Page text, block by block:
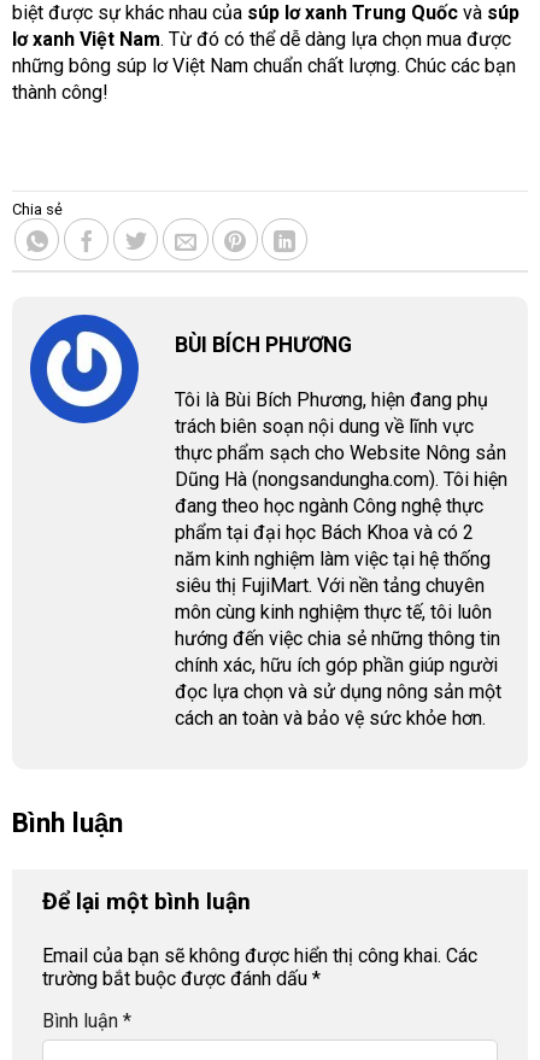
biệt được sự khác nhau của súp lơ xanh Trung Quốc và súp
lơ xanh Việt Nam. Từ đó có thể dễ dàng lựa chọn mua được
những bông súp lơ Việt Nam chuẩn chất lượng. Chúc các bạn
thành công!
Chia sẻ
BÙI BÍCH PHƯƠNG
Tôi là Bùi Bích Phương, hiện đang phụ
trách biên soạn nội dung về lĩnh vực
thực phẩm sạch cho Website Nông sản
Dũng Hà (nongsandungha.com). Tôi hiện
đang theo học ngành Công nghệ thực
phẩm tại đại học Bách Khoa và có 2
năm kinh nghiệm làm việc tại hệ thống
siêu thị FujiMart. Với nền tảng chuyên
môn cùng kinh nghiệm thực tế, tôi luôn
hướng đến việc chia sẻ những thông tin
chính xác, hữu ích góp phần giúp người
đọc lựa chọn và sử dụng nông sản một
cách an toàn và bảo vệ sức khỏe hơn.
Bình luận
Để lại một bình luận
Email của bạn sẽ không được hiển thị công khai. Các
trường bắt buộc được đánh dấu *
Bình luận *